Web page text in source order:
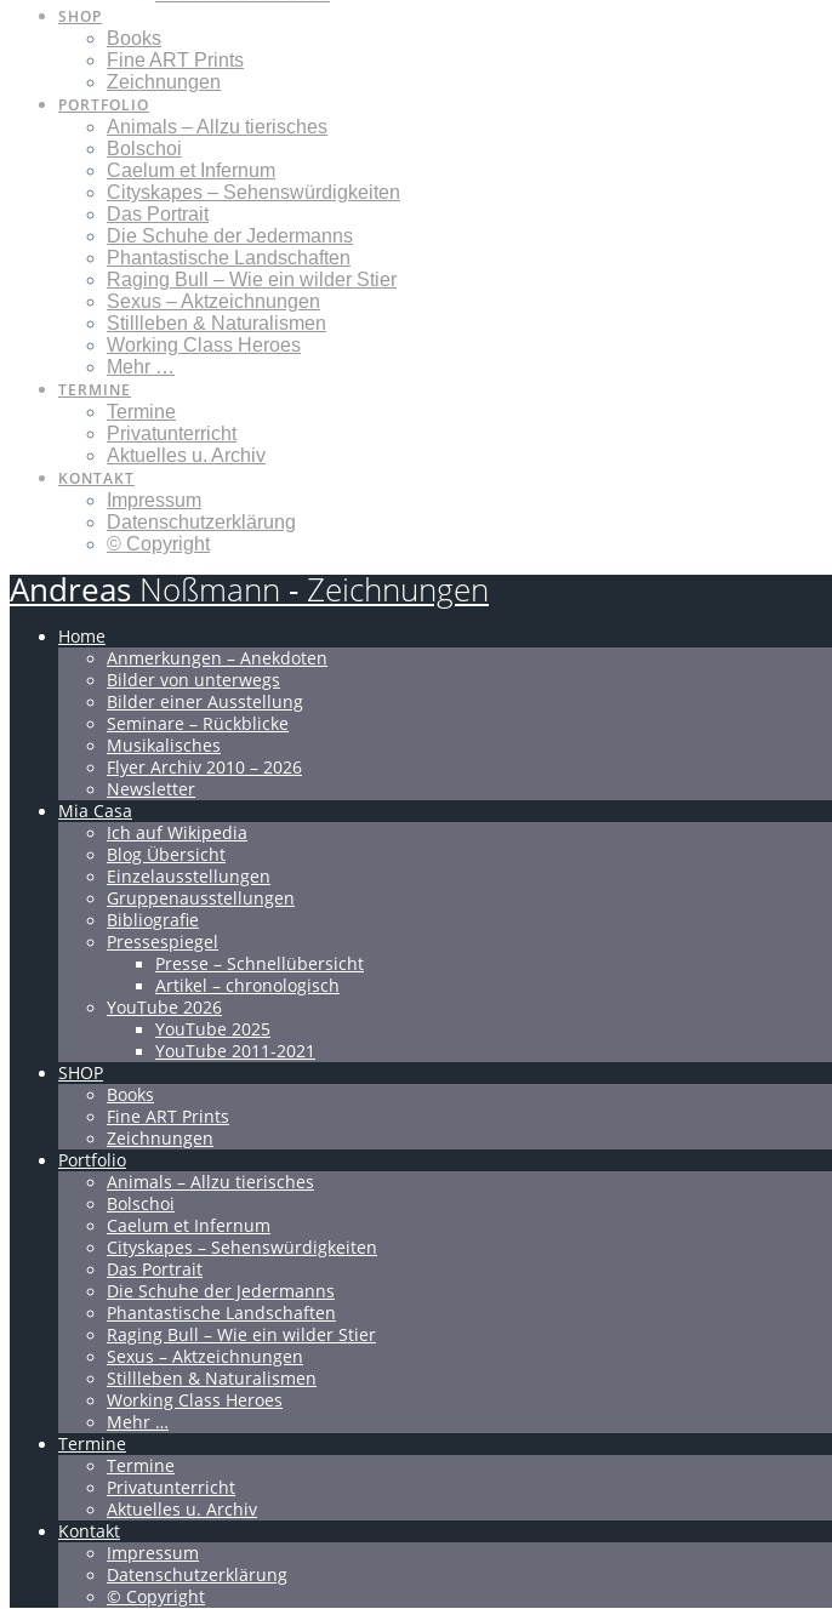
SHOP
Books
Fine ART Prints
Zeichnungen
PORTFOLIO
Animals – Allzu tierisches
Bolschoi
Caelum et Infernum
Cityskapes – Sehenswürdigkeiten
Das Portrait
Die Schuhe der Jedermanns
Phantastische Landschaften
Raging Bull – Wie ein wilder Stier
Sexus – Aktzeichnungen
Stillleben & Naturalismen
Working Class Heroes
Mehr …
TERMINE
Termine
Privatunterricht
Aktuelles u. Archiv
KONTAKT
Impressum
Datenschutzerklärung
© Copyright
Andreas Noßmann - Zeichnungen
Home
Anmerkungen – Anekdoten
Bilder von unterwegs
Bilder einer Ausstellung
Seminare – Rückblicke
Musikalisches
Flyer Archiv 2010 – 2026
Newsletter
Mia Casa
Ich auf Wikipedia
Blog Übersicht
Einzelausstellungen
Gruppenausstellungen
Bibliografie
Pressespiegel
Presse – Schnellübersicht
Artikel – chronologisch
YouTube 2026
YouTube 2025
YouTube 2011-2021
SHOP
Books
Fine ART Prints
Zeichnungen
Portfolio
Animals – Allzu tierisches
Bolschoi
Caelum et Infernum
Cityskapes – Sehenswürdigkeiten
Das Portrait
Die Schuhe der Jedermanns
Phantastische Landschaften
Raging Bull – Wie ein wilder Stier
Sexus – Aktzeichnungen
Stillleben & Naturalismen
Working Class Heroes
Mehr …
Termine
Termine
Privatunterricht
Aktuelles u. Archiv
Kontakt
Impressum
Datenschutzerklärung
© Copyright